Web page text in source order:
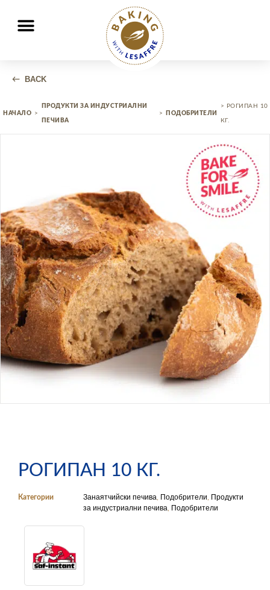
ПРАВИМ ХЛЯБА ГОЛЯМ
BACK
НАЧАЛО >
ПРОДУКТИ ЗА ИНДУСТРИАЛНИ
ПЕЧИВА
> ПОДОБРИТЕЛИ
> РОГИПАН 10
КГ.
РОГИПАН 10 КГ.
Категории Занаятчийски печива Подобрители
Продукти
за индустриални печива Подобрители